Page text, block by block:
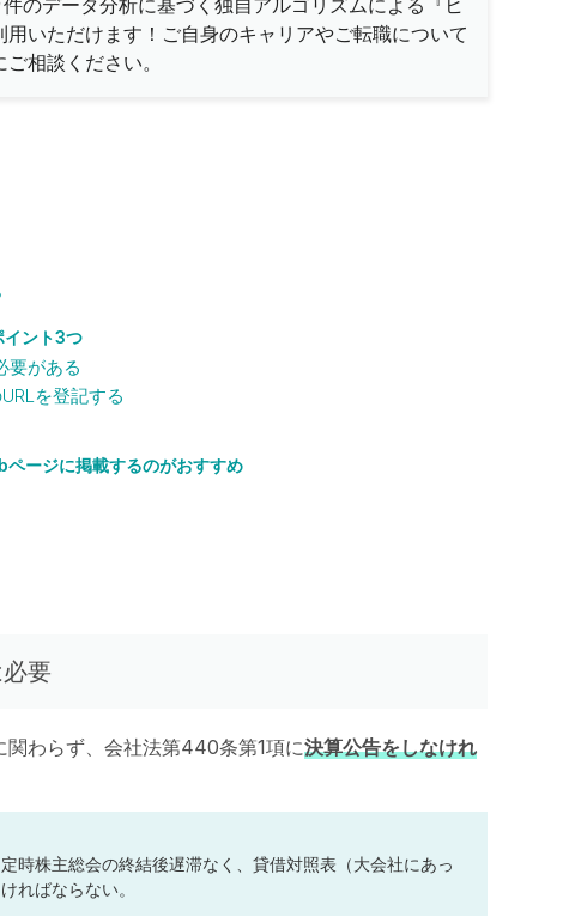
のデータ分析に基づく独自アルゴリズムによる『ヒ
用いただけます！ご自身のキャリアやご転職について
相談ください。
イント3つ
要がある
を登記する
ージに掲載するのがおすすめ
要
わらず、会社法第440条第1項に決算公告をしなけれ
時株主総会の終結後遅滞なく、貸借対照表（大会社にあっ
ればならない。